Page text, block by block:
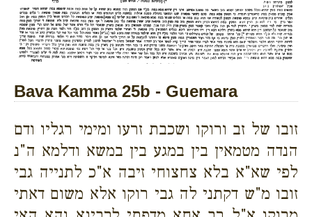
Bava Kamma 25b - Guemara
זובו של זב ורוקו ושכבת זרעו ומימי רגליו ודם
הנדה מטמאין בין במגע בין במשא ודלמא ה"נ
לפי שא"א בלא צחצוחי זיבה א"כ לתנייה גבי
זובו מ"ש דקתני לה גבי רוקו אלא משום דאתי